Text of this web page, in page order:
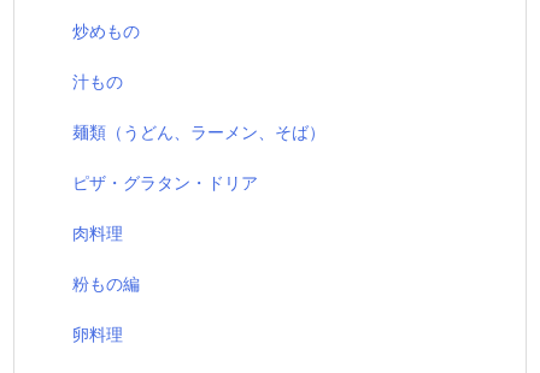
炒めもの
汁もの
麺類（うどん、ラーメン、そば）
ピザ・グラタン・ドリア
肉料理
粉もの編
卵料理